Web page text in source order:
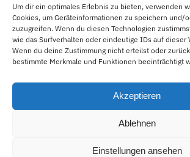
Um dir ein optimales Erlebnis zu bieten, verwenden
Cookies, um Geräteinformationen zu speichern und/
zuzugreifen. Wenn du diesen Technologien
wie das Surfverhalten oder eindeutige IDs auf dieser
Wenn du deine Zustimmung nicht erteilst oder
bestimmte Merkmale und Funktionen beeinträchtigt
Akzeptieren
Ablehnen
Einstellungen ansehen
Melde Sie uns Ihr Anliegen
einfach per E-Mail.
049559343611
Mo-Fr 08:00-16:00 Uhr für
Über First B